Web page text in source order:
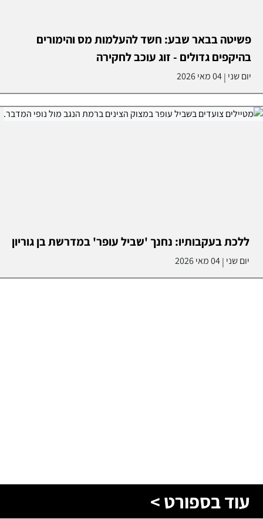
פשיטה בבאר שבע: חשד להעלמות מס והימורים
בהיקפים גדולים - זוג עוכב לחקירה
יום שני |04 מאי 2026
ללכת בעקבותיו: נחנך 'שביל עופר' במדרשת בן גוריון
יום שני |04 מאי 2026
עוד בספורט >